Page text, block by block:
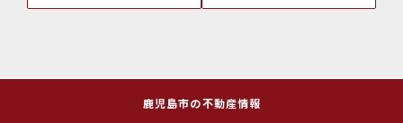
鹿児島市の不動産情報